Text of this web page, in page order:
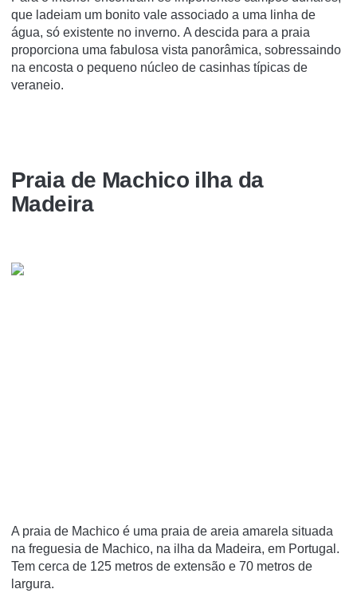
que ladeiam um bonito vale associado a uma linha de
água, só existente no inverno. A descida para a praia
proporciona uma fabulosa vista panorâmica, sobressaindo
na encosta o pequeno núcleo de casinhas típicas de
veraneio.
Praia de Machico ilha da
Madeira
A praia de Machico é uma praia de areia amarela situada
na freguesia de Machico, na ilha da Madeira, em Portugal.
Tem cerca de 125 metros de extensão e 70 metros de
largura.